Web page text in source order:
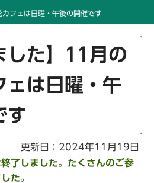
フェは日曜・午後の開催です
した】11月の
ェは日曜・午
す
更新日：2024年11月19日
了しました。たくさんのご参
た。